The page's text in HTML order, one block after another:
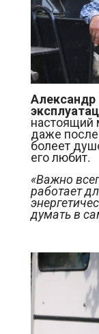
настоящий
даже
болеет
его любит.
«Важно
работает
думать в